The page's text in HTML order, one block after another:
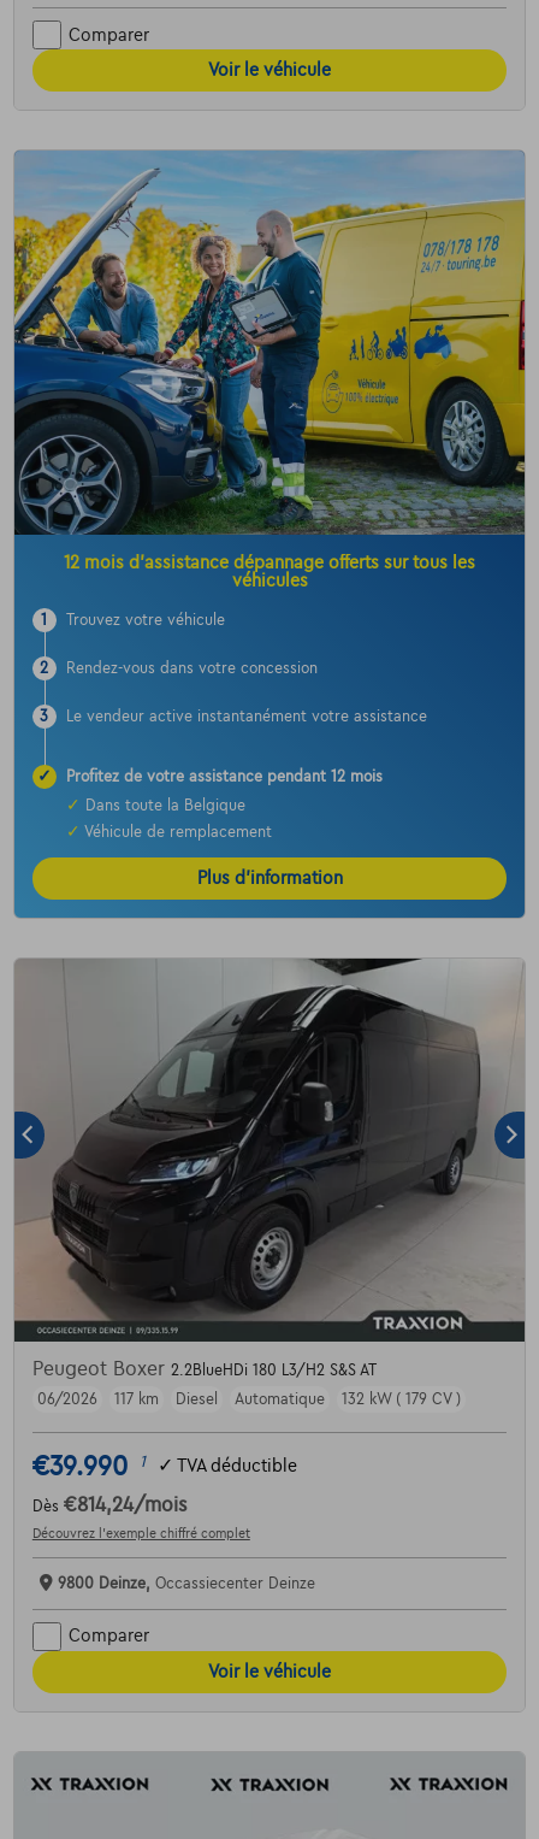
Comparer
Voir le véhicule
12 mois d’assistance dépannage offerts sur tous les
véhicules
1 Trouvez votre véhicule
2 Rendez-vous dans votre concession
3 Le vendeur active instantanément votre assistance
✓
Profitez de votre assistance pendant 12 mois
✓
Dans toute la Belgique
✓ Véhicule de remplacement
Plus d’information
Peugeot Boxer 2.2BlueHDi 180 L3/H2 S&S AT
06/2026
117 km Diesel Automatique 132 kW ( 179 CV )
€39.990 1 ✓ TVA déductible
Dès €814,24/mois
Découvrez l’exemple chiffré complet
9800 Deinze, Occassiecenter Deinze
Comparer
Voir le véhicule